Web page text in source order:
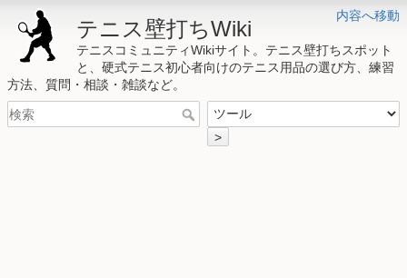
内容へ移動
テニス壁打ちWiki
テニスコミュニティWikiサイト。テニス壁打ちスポット
と、硬式テニス初心者向けのテニス用品の選び方、練習
方法、質問・相談・雑談など。
>